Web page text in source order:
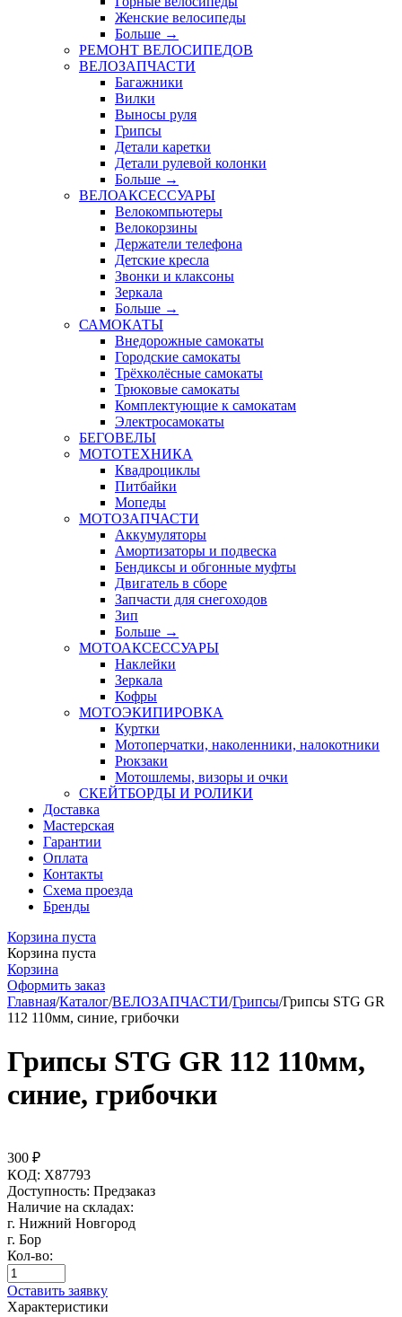
Женские велосипеды
Больше →
РЕМОНТ ВЕЛОСИПЕДОВ
ВЕЛОЗАПЧАСТИ
Багажники
Вилки
Выносы руля
Грипсы
Детали каретки
Детали рулевой колонки
Больше →
ВЕЛОАКСЕССУАРЫ
Велокомпьютеры
Велокорзины
Держатели телефона
Детские кресла
Звонки и клаксоны
Зеркала
Больше →
САМОКАТЫ
Внедорожные самокаты
Городские самокаты
Трёхколёсные самокаты
Трюковые самокаты
Комплектующие к самокатам
Электросамокаты
БЕГОВЕЛЫ
МОТОТЕХНИКА
Квадроциклы
Питбайки
Мопеды
МОТОЗАПЧАСТИ
Аккумуляторы
Амортизаторы и подвеска
Бендиксы и обгонные муфты
Двигатель в сборе
Запчасти для снегоходов
Зип
Больше →
МОТОАКСЕССУАРЫ
Наклейки
Зеркала
Кофры
МОТОЭКИПИРОВКА
Куртки
Мотоперчатки, наколенники, налокотники
Рюкзаки
Мотошлемы, визоры и очки
СКЕЙТБОРДЫ И РОЛИКИ
Доставка
Мастерская
Гарантии
Оплата
Контакты
Схема проезда
Бренды
Корзина пуста
Корзина пуста
Корзина
Оформить заказ
Главная/Каталог/ВЕЛОЗАПЧАСТИ/Грипсы/Грипсы STG GR
112 110мм, синие, грибочки
Грипсы STG GR 112 110мм,
синие, грибочки
300 ₽
КОД: X87793
Доступность: Предзаказ
Наличие на складах:
г. Нижний Новгород
г. Бор
Кол-во:
Оставить заявку
Характеристики